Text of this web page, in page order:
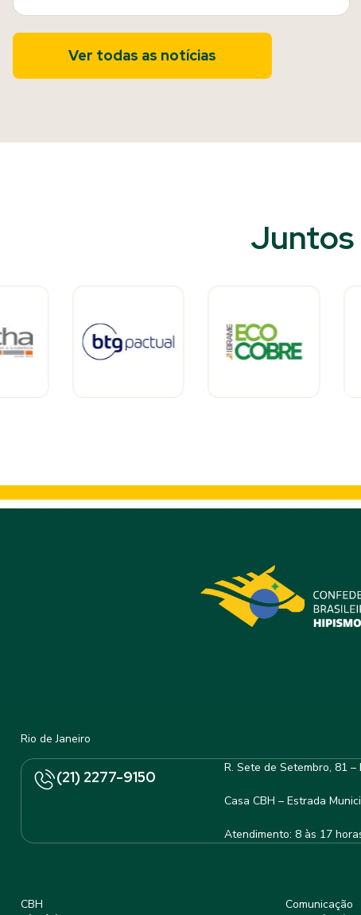
Ver todas as notícias
Juntos
Rio de Janeiro
(21) 2277-9150
R. Sete de Setembro, 81 –
Casa CBH – Estrada
Atendimento: 8 às 17
CBH Comunicação